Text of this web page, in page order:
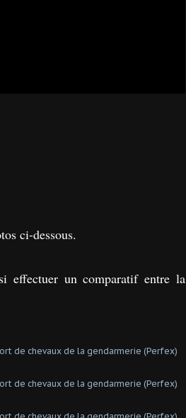
ci-dessous.
effectuer un comparatif entre la